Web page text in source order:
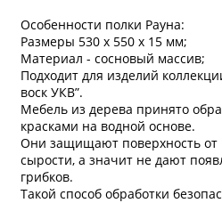
Особенности полки Рауна:
Размеры 530 х 550 х 15 мм;
Материал - сосновый массив;
Подходит для изделий
воск УКВ”.
Мебель из дерева принято
красками на водной основе.
Они защищают поверхность от
сырости, а значит не дают
грибков.
Такой способ обработки